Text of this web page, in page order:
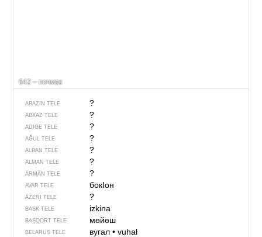
642 – почмак
ABAZIN TELE ?
ABXAZ TELE ?
ADIGE TELE ?
AĞUL TELE ?
ALBAN TELE ?
ALMAN TELE ?
ÄRMÄN TELE ?
AVAR TELE бокIон
ÄZERI TELE ?
BASK TELE izkina
BAŞQORT TELE мөйөш
BELARUS TELE вугал• vuhał